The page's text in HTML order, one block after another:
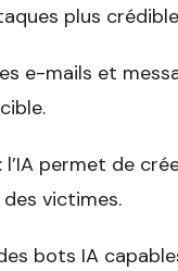
plus
e-mails et
: l’IA permet de
victimes.
bots IA